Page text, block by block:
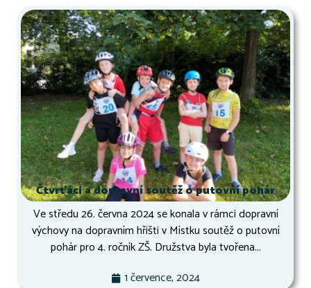
Čtvrťáci a dopravní soutěž o putovní pohár
Ve středu 26. června 2024 se konala v rámci dopravní
výchovy na dopravním hřišti v Místku soutěž o putovní
pohár pro 4. ročník ZŠ. Družstva byla tvořena...
1 července, 2024